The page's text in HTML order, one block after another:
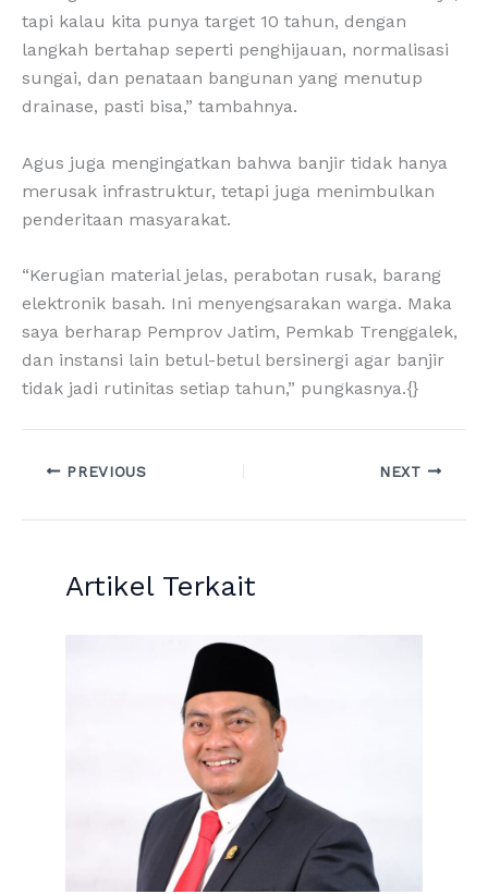
tapi kalau kita punya target 10 tahun, dengan
langkah bertahap seperti penghijauan, normalisasi
sungai, dan penataan bangunan yang menutup
drainase, pasti bisa,” tambahnya.
Agus juga mengingatkan bahwa banjir tidak hanya
merusak infrastruktur, tetapi juga menimbulkan
penderitaan masyarakat.
“Kerugian material jelas, perabotan rusak, barang
elektronik basah. Ini menyengsarakan warga. Maka
saya berharap Pemprov Jatim, Pemkab Trenggalek,
dan instansi lain betul-betul bersinergi agar banjir
tidak jadi rutinitas setiap tahun,” pungkasnya.{}
PREVIOUS NEXT
Artikel Terkait